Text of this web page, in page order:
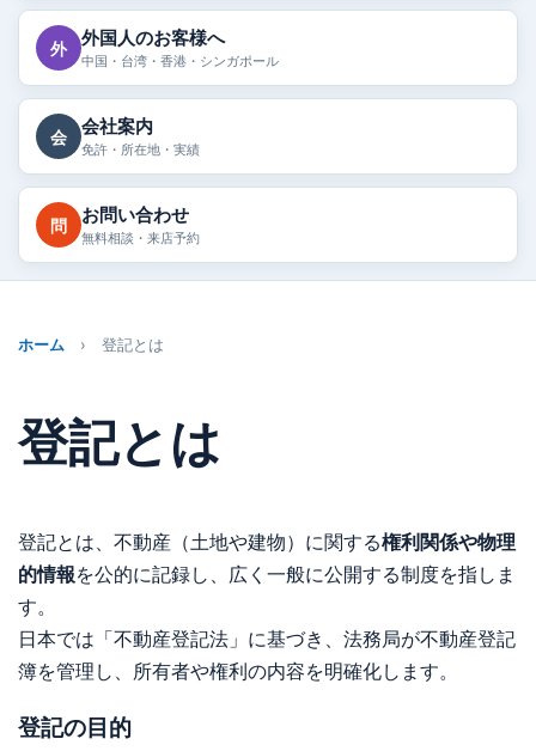
外 外国人のお客様へ
中国・台湾・香港・シンガポール
会 会社案内
免許・所在地・実績
問 お問い合わせ
無料相談・来店予約
ホーム › 登記とは
登記とは
登記とは、不動産（土地や建物）に関する権利関係や物理
的情報を公的に記録し、広く一般に公開する制度を指しま
す。
日本では「不動産登記法」に基づき、法務局が不動産登記
簿を管理し、所有者や権利の内容を明確化します。
登記の目的